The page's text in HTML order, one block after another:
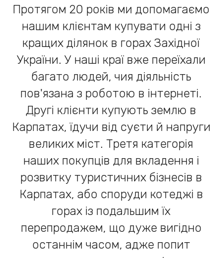
Протягом 20 років ми допомагаємо
нашим клієнтам купувати одні з
кращих ділянок в горах Західної
України. У наші краї вже переїхали
багато людей, чия діяльність
пов'язана з роботою в інтернеті.
Другі клієнти купують землю в
Карпатах, їдучи від суєти й напруги
великих міст. Третя категорія
наших покупців для вкладення і
розвитку туристичних бізнесів в
Карпатах, або споруди котеджі в
горах із подальшим їх
перепродажем, що дуже вигідно
останнім часом, адже попит